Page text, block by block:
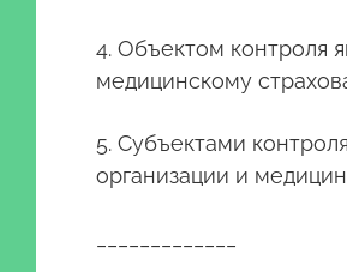
4. Объектом контроля
медицинскому
5. Субъектами
организации и